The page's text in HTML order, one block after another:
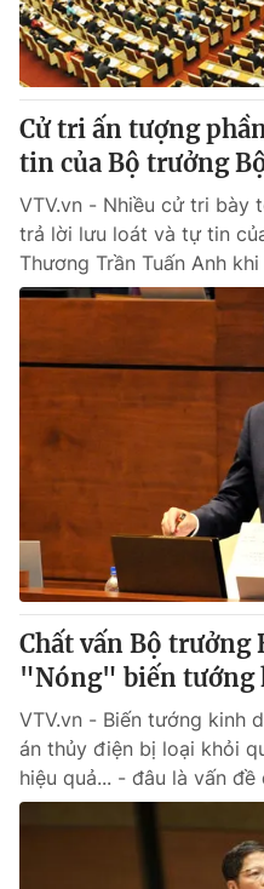
® Cấm sao chép dưới mọi
thuận bằng văn bản. Ghi rõ
thông tin từ website này.
Cử tri ấn tượng
tin của Bộ trưởng
VTV.vn - Nhiều cử tri bày
trả lời lưu loát và tự tin
Thương Trần Tuấn Anh
Chất vấn Bộ trưởng
"Nóng" biến tướng
VTV.vn - Biến tướng kinh
án thủy điện bị loại khỏi
hiệu quả... - đâu là vấn